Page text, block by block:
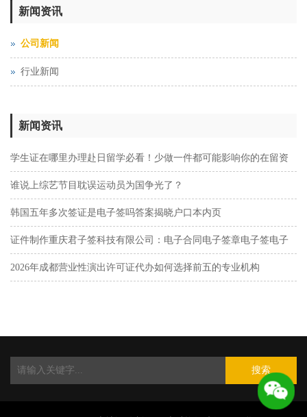
新闻资讯
公司新闻
行业新闻
新闻资讯
学生证在哪里办理赴日留学必看！少做一件都可能影响你的在留资
格
谁说上综艺节目耽误运动员为国争光了？
韩国五年多次签证是电子签吗答案揭晓户口本内页
证件制作重庆君子签科技有限公司：电子合同电子签章电子签电子
签
2026年成都营业性演出许可证代办如何选择前五的专业机构
搜索